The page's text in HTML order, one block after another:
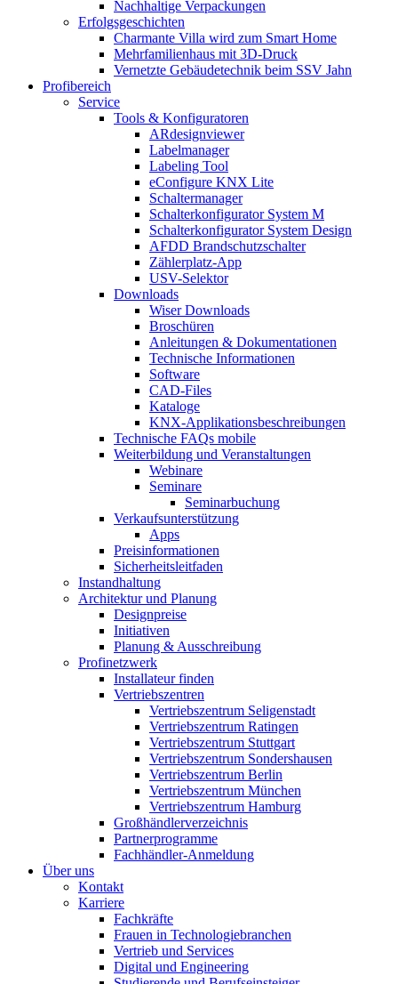
Nachhaltige Verpackungen
Erfolgsgeschichten
Charmante Villa wird zum Smart Home
Mehrfamilienhaus mit 3D-Druck
Vernetzte Gebäudetechnik beim SSV Jahn
Profibereich
Service
Tools & Konfiguratoren
ARdesignviewer
Labelmanager
Labeling Tool
eConfigure KNX Lite
Schaltermanager
Schalterkonfigurator System M
Schalterkonfigurator System Design
AFDD Brandschutzschalter
Zählerplatz-App
USV-Selektor
Downloads
Wiser Downloads
Broschüren
Anleitungen & Dokumentationen
Technische Informationen
Software
CAD-Files
Kataloge
KNX-Applikationsbeschreibungen
Technische FAQs mobile
Weiterbildung und Veranstaltungen
Webinare
Seminare
Seminarbuchung
Verkaufsunterstützung
Apps
Preisinformationen
Sicherheitsleitfaden
Instandhaltung
Architektur und Planung
Designpreise
Initiativen
Planung & Ausschreibung
Profinetzwerk
Installateur finden
Vertriebszentren
Vertriebszentrum Seligenstadt
Vertriebszentrum Ratingen
Vertriebszentrum Stuttgart
Vertriebszentrum Sondershausen
Vertriebszentrum Berlin
Vertriebszentrum München
Vertriebszentrum Hamburg
Großhändlerverzeichnis
Partnerprogramme
Fachhändler-Anmeldung
Über uns
Kontakt
Karriere
Fachkräfte
Frauen in Technologiebranchen
Vertrieb und Services
Digital und Engineering